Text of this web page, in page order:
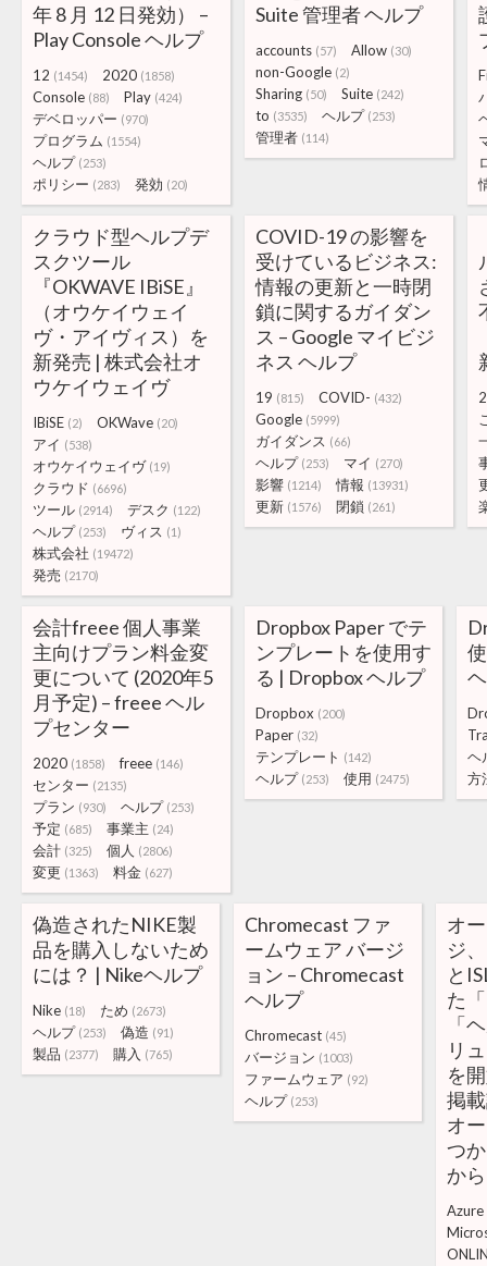
年 8 月 12 日発効） –
Play Console ヘルプ
12 (1454) 2020 (1858)
Console (88) Play (424)
デベロッパー (970)
プログラム (1554)
ヘルプ (253)
ポリシー (283) 発効 (20)
Suite 管理者 ヘルプ
accounts (57) Allow (30)
non-Google (2)
Sharing (50) Suite (242)
to (3535) ヘルプ (253)
管理者 (114)
クラウド型ヘルプデ
スクツール
『OKWAVE IBiSE』
（オウケイウェイ
ヴ・アイヴィス）を
新発売 | 株式会社オ
ウケイウェイヴ
IBiSE (2) OKWave (20)
アイ (538)
オウケイウェイヴ (19)
クラウド (6696)
ツール (2914) デスク (122)
ヘルプ (253) ヴィス (1)
株式会社 (19472)
発売 (2170)
COVID-19 の影響を
受けているビジネス:
情報の更新と一時閉
鎖に関するガイダン
ス – Google マイビジ
ネス ヘルプ
19 (815) COVID- (432)
Google (5999)
ガイダンス (66)
ヘルプ (253) マイ (270)
影響 (1214) 情報 (13931)
更新 (1576) 閉鎖 (261)
会計freee 個人事業
主向けプラン料金変
更について (2020年5
月予定) – freee ヘル
プセンター
2020 (1858) freee (146)
センター (2135)
プラン (930) ヘルプ (253)
予定 (685) 事業主 (24)
会計 (325) 個人 (2806)
変更 (1363) 料金 (627)
Dropbox Paper でテ
ンプレートを使用す
る | Dropbox ヘルプ
Dropbox (200)
Paper (32)
テンプレート (142)
ヘルプ (253) 使用 (2475)
ヘ
方
偽造されたNIKE製
品を購入しないため
には？ | Nikeヘルプ
Nike (18) ため (2673)
ヘルプ (253) 偽造 (91)
製品 (2377) 購入 (765)
Chromecast ファ
ームウェア バージ
ョン – Chromecast
ヘルプ
Chromecast (45)
バージョン (1003)
ファームウェア (92)
ヘルプ (253)
オ
ジ
と
た
「
リ
を
掲
オ
つ
か
Azure